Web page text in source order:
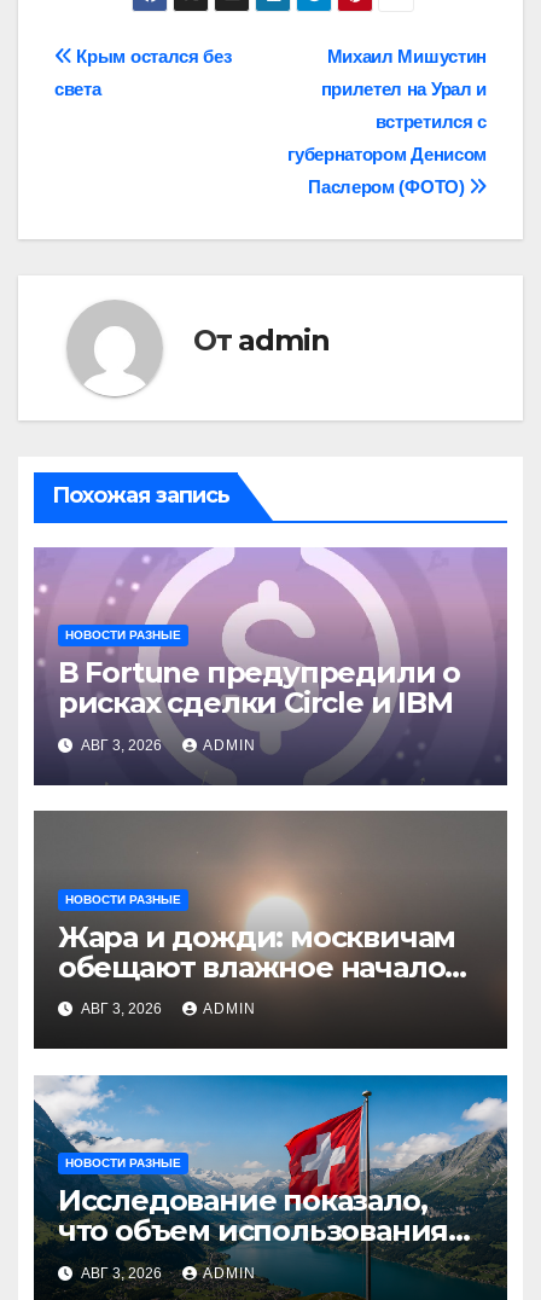
Навигация
Михаил Мишустин
прилетел на Урал и
встретился с
губернатором Денисом
Паслером (ФОТО)
Крым остался без
света
От admin
Похожая запись
НОВОСТИ РАЗНЫЕ
В Fortune предупредили о
рисках сделки Circle и IBM
АВГ 3, 2026 ADMIN
НОВОСТИ РАЗНЫЕ
Жара и дожди: москвичам
обещают влажное начало
августа
АВГ 3, 2026 ADMIN
НОВОСТИ РАЗНЫЕ
Исследование показало,
что объем использования
криптовалют в Швейцарии
в два раза превышает
АВГ 3, 2026 ADMIN